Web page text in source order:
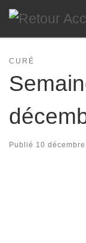
Passer au
CURÉ
Publié 10